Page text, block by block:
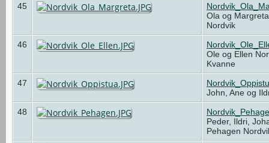
45
Ola og
Nordvik
46
Ole og Ellen
Kvanne
47
John, Ane og
48
Peder, Ildri,
Pehagen